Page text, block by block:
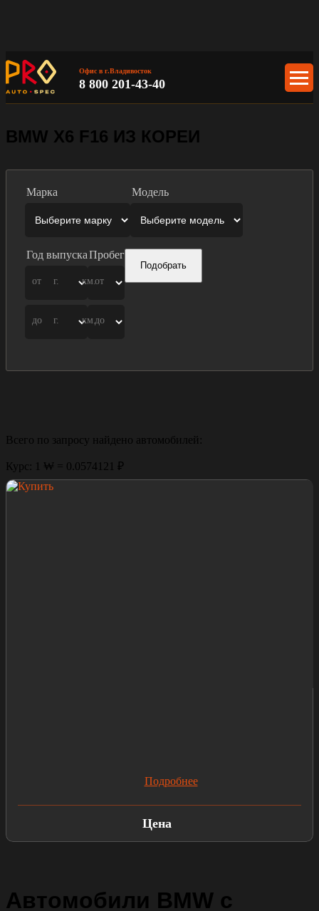
Офис в г.Владивосток
8 800 201-43-40
BMW X6 F16 ИЗ КОРЕИ
Марка Модель
Год выпуска
от г.
до г.
Пробег
от
км.
до
км.
Подобрать
Всего по запросу найдено автомобилей:
Курс: 1 ₩ = 0.0574121 ₽
Подробнее
Цена
Автомобили BMW с